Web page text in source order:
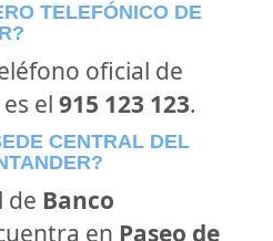
TELEFÓNICO DE
oficial de
el 915 123 123.
CENTRAL DEL
de Banco
en Paseo de